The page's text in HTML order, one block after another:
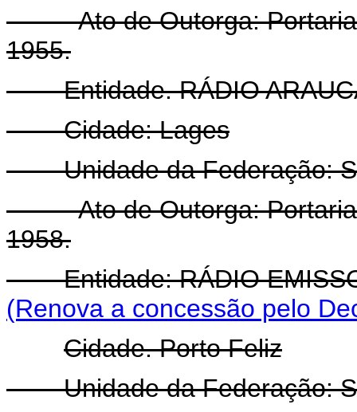
- Ato de Outorga: Portaria
1955.
Entidade. RÁDIO
Cidade: Lages
Unidade da Federação:
- Ato de Outorga: Portaria
1958.
Entidade: RÁDIO
(Renova a concessão pelo
Cidade. Porto Feliz
Unidade da Federação: